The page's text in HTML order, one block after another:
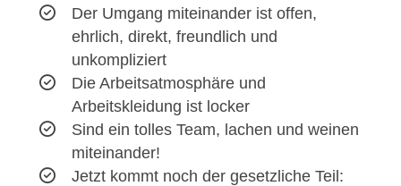
Der Umgang miteinander ist offen,
ehrlich, direkt, freundlich und
unkompliziert
Die Arbeitsatmosphäre und
Arbeitskleidung ist locker
Sind ein tolles Team, lachen und weinen
miteinander!
Jetzt kommt noch der gesetzliche Teil: